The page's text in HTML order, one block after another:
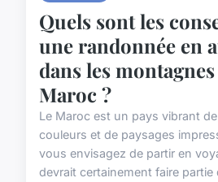
Quels sont les
une randonnée en
dans les
Maroc ?
Le Maroc est un pays vibrant
couleurs et de paysages
vous envisagez de partir en
devrait certainement faire